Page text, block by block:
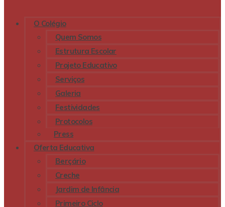
O Colégio
Quem Somos
Estrutura Escolar
Projeto Educativo
Serviços
Galeria
Festividades
Protocolos
Press
Oferta Educativa
Berçário
Creche
Jardim de Infância
Primeiro Ciclo